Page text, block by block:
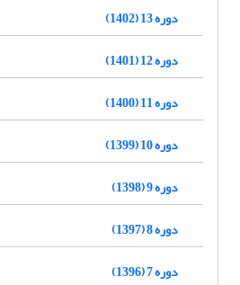
دوره 13 (1402)
دوره 12 (1401)
دوره 11 (1400)
دوره 10 (1399)
دوره 9 (1398)
دوره 8 (1397)
دوره 7 (1396)